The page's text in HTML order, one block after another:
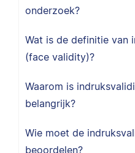
onderzoek?
Wat is de definitie van
(face validity)?
Waarom is
belangrijk?
Wie moet de
beoordelen?